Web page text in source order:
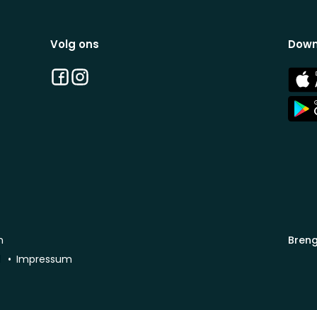
Volg ons
Facebook
Instagram
App
Store
App
Store
Impressum